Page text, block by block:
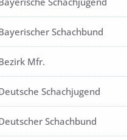
Schachbund
Mfr.
Schachjugend
Schachbund